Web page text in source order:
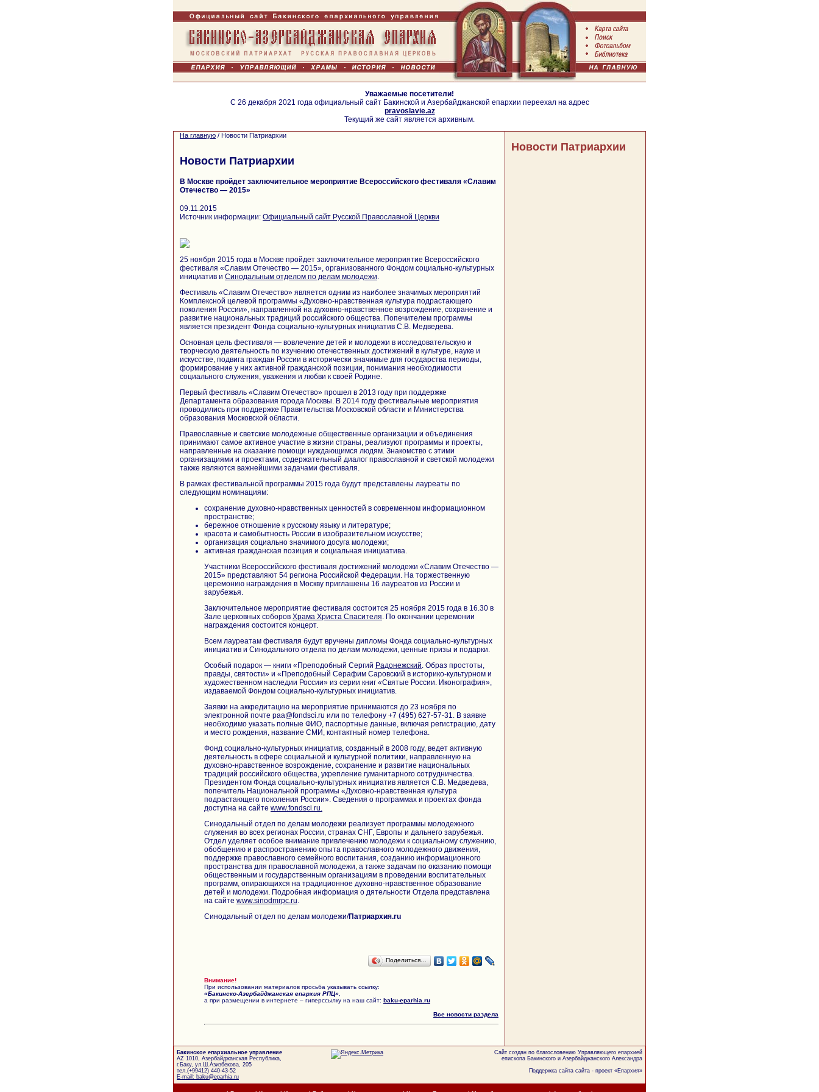
Уважаемые посетители!
С 26 декабря 2021 года официальный сайт Бакинской и Азербайджанской епархии переехал на адрес
pravoslavie.az
Текущий же сайт является архивным.
На главную / Новости Патриархии
Новости Патриархии
В Москве пройдет заключительное мероприятие Всероссийского фестиваля «Славим
Отечество — 2015»
09.11.2015
Источник информации: Официальный сайт Русской Православной Церкви
25 ноября 2015 года в Москве пройдет заключительное мероприятие Всероссийского
фестиваля «Славим Отечество — 2015», организованного Фондом социально-культурных
инициатив и Синодальным отделом по делам молодежи.
Фестиваль «Славим Отечество» является одним из наиболее значимых мероприятий
Комплексной целевой программы «Духовно-нравственная культура подрастающего
поколения России», направленной на духовно-нравственное возрождение, сохранение и
развитие национальных традиций российского общества. Попечителем программы
является президент Фонда социально-культурных инициатив С.В. Медведева.
Основная цель фестиваля — вовлечение детей и молодежи в исследовательскую и
творческую деятельность по изучению отечественных достижений в культуре, науке и
искусстве, подвига граждан России в исторически значимые для государства периоды,
формирование у них активной гражданской позиции, понимания необходимости
социального служения, уважения и любви к своей Родине.
Первый фестиваль «Славим Отечество» прошел в 2013 году при поддержке
Департамента образования города Москвы. В 2014 году фестивальные мероприятия
проводились при поддержке Правительства Московской области и Министерства
образования Московской области.
Православные и светские молодежные общественные организации и объединения
принимают самое активное участие в жизни страны, реализуют программы и проекты,
направленные на оказание помощи нуждающимся людям. Знакомство с этими
организациями и проектами, содержательный диалог православной и светской молодежи
также являются важнейшими задачами фестиваля.
В рамках фестивальной программы 2015 года будут представлены лауреаты по
следующим номинациям:
сохранение духовно-нравственных ценностей в современном информационном
пространстве;
бережное отношение к русскому языку и литературе;
красота и самобытность России в изобразительном искусстве;
организация социально значимого досуга молодежи;
активная гражданская позиция и социальная инициатива.
Участники Всероссийского фестиваля достижений молодежи «Славим Отечество —
2015» представляют 54 региона Российской Федерации. На торжественную
церемонию награждения в Москву приглашены 16 лауреатов из России и
зарубежья.
Заключительное мероприятие фестиваля состоится 25 ноября 2015 года в 16.30 в
Зале церковных соборов Храма Христа Спасителя. По окончании церемонии
награждения состоится концерт.
Всем лауреатам фестиваля будут вручены дипломы Фонда социально-культурных
инициатив и Синодального отдела по делам молодежи, ценные призы и подарки.
Особый подарок — книги «Преподобный Сергий Радонежский. Образ простоты,
правды, святости» и «Преподобный Серафим Саровский в историко-культурном и
художественном наследии России» из серии книг «Святые России. Иконография»,
издаваемой Фондом социально-культурных инициатив.
Заявки на аккредитацию на мероприятие принимаются до 23 ноября по
электронной почте paa@fondsci.ru или по телефону +7 (495) 627-57-31. В заявке
необходимо указать полные ФИО, паспортные данные, включая регистрацию, дату
и место рождения, название СМИ, контактный номер телефона.
Фонд социально-культурных инициатив, созданный в 2008 году, ведет активную
деятельность в сфере социальной и культурной политики, направленную на
духовно-нравственное возрождение, сохранение и развитие национальных
традиций российского общества, укрепление гуманитарного сотрудничества.
Президентом Фонда социально-культурных инициатив является С.В. Медведева,
попечитель Национальной программы «Духовно-нравственная культура
подрастающего поколения России». Сведения о программах и проектах фонда
доступна на сайте www.fondsci.ru.
Синодальный отдел по делам молодежи реализует программы молодежного
служения во всех регионах России, странах СНГ, Европы и дальнего зарубежья.
Отдел уделяет особое внимание привлечению молодежи к социальному служению,
обобщению и распространению опыта православного молодежного движения,
поддержке православного семейного воспитания, созданию информационного
пространства для православной молодежи, а также задачам по оказанию помощи
общественным и государственным организациям в проведении воспитательных
программ, опирающихся на традиционное духовно-нравственное образование
детей и молодежи. Подробная информация о дятельности Отдела представлена
на сайте www.sinodmrpc.ru.
Синодальный отдел по делам молодежи/Патриархия.ru
Поделиться…
Внимание!
При использовании материалов просьба указывать ссылку:
«Бакинско-Азербайджанская епархия РПЦ»
а при размещении в интернете – гиперссылку на наш сайт: baku-eparhia.ru
Все новости раздела
Новости Патриархии
Бакинское епархиальное управление
AZ 1010, Азербайджанская Республика,
г.Баку, ул.Ш.Азизбекова, 205
тел.(+99412) 440-43-52
E-mail: baku@eparhia.ru
Сайт создан по благословению Управляющего епархией
епископа Бакинского и Азербайджанского Александра
Поддержка сайта сайта - проект «Епархия»